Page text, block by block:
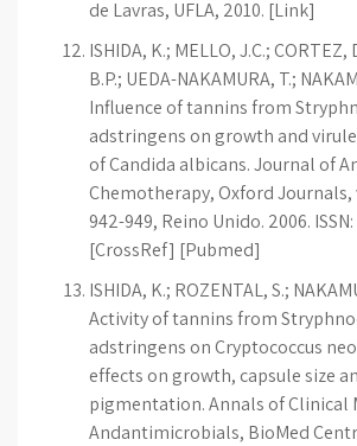
de Lavras, UFLA, 2010. [Link]
ISHIDA, K.; MELLO, J.C.; CORTEZ,
B.P.; UEDA-NAKAMURA, T.;
Influence of tannins from
adstringens on growth and
of Candida albicans. Journal of
Chemotherapy, Oxford Journals,
942-949, Reino Unido. 2006.
[CrossRef] [Pubmed]
ISHIDA, K.; ROZENTAL, S.;
Activity of tannins from
adstringens on Cryptococcus
effects on growth, capsule size
pigmentation. Annals of Clinical
Andantimicrobials, BioMed